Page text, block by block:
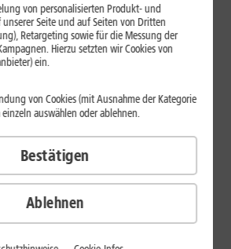
10 Monate je
9,99 € 39,99
€/Mon.
10 Monate je
9,99 € 39,
99
Preis von 100
10 Monate je
9,99 € 44,99
von personalisierten Produkt- und
Seite und auf Seiten von Dritten
Retargeting sowie für die Messung der
Hierzu setzten wir Cookies von
ein.
Ablehnen
von Cookies (mit Ausnahme der Kategorie
auswählen oder ablehnen.
Bestätigen